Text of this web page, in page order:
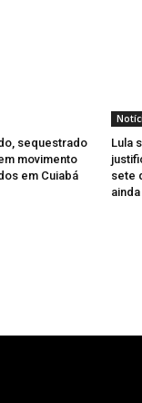
sequestrado
movimento
em Cuiabá
Lula
sete